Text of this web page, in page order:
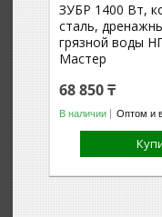
ЗУБР 1400 Вт,
сталь,
грязной воды
Мастер
68 850 ₸
В наличии Оптом и